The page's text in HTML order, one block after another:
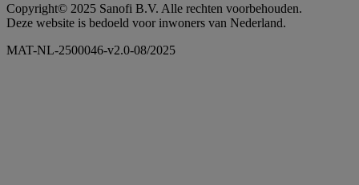
Copyright© 2025 Sanofi B.V. Alle rechten voorbehouden.
Deze website is bedoeld voor inwoners van Nederland.
MAT-NL-2500046-v2.0-08/2025